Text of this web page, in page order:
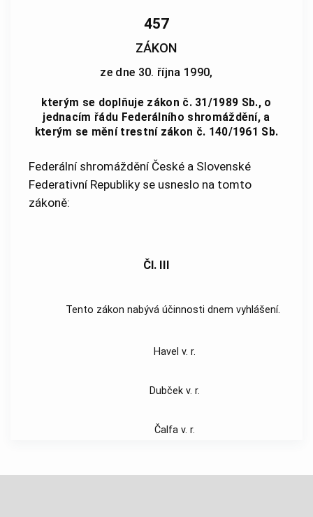
457
ZÁKON
ze dne 30. října 1990,
kterým se doplňuje zákon č. 31/1989 Sb., o
jednacím řádu Federálního shromáždění, a
kterým se mění trestní zákon č. 140/1961 Sb.
Federální shromáždění České a Slovenské
Federativní Republiky se usneslo na tomto
zákoně:
Čl. III
Tento zákon nabývá účinnosti dnem vyhlášení.
Havel v. r.
Dubček v. r.
Čalfa v. r.